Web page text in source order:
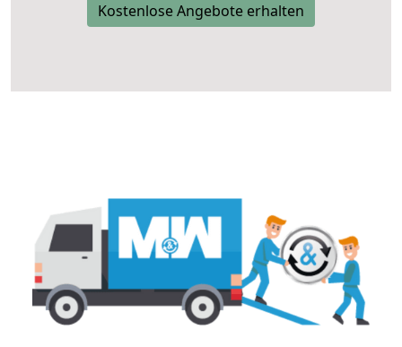
Kostenlose Angebote erhalten